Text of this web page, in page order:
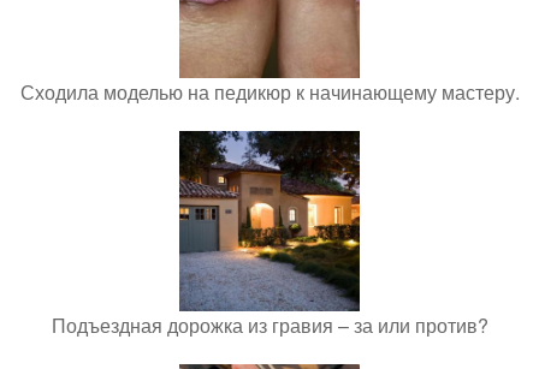
Сходила моделью на педикюр к начинающему мастеру.
Подъездная дорожка из гравия – за или против?